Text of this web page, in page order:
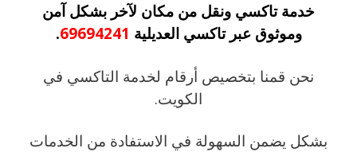
خدمة تاكسي ونقل من مكان لآخر بشكل آمن
وموثوق عبر تاكسي العديلية 69694241
.
نحن قمنا بتخصيص أرقام لخدمة التاكسي في
الكويت.
بشكل يضمن السهولة في الاستفادة من الخدمات